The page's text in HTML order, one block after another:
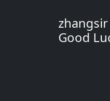
Good